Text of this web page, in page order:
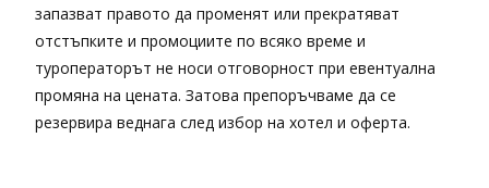
запазват правото да променят или прекратяват
отстъпките и промоциите по всяко време и
туроператорът не носи отговорност при евентуална
промяна на цената. Затова препоръчваме да се
резервира веднага след избор на хотел и оферта.